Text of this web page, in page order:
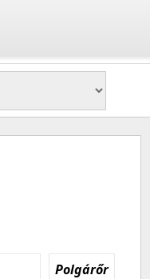
Polgárőr